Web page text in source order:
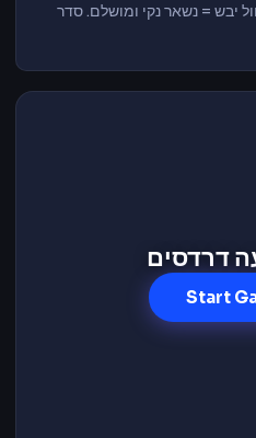
יבש = נשאר נקי ומושלם. סדר
דרדסים
Start